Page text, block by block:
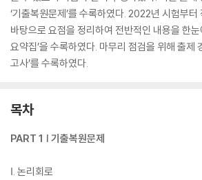
‘기출복원문제’를 수록하였다. 2022년 시험부
바탕으로 요점을 정리하여 전반적인 내용을 한눈
요약집’을 수록하였다. 마무리 점검을 위해 출제
고사’를 수록하였다.
목차
PART 1 | 기출복원문제
Ⅰ. 논리회로